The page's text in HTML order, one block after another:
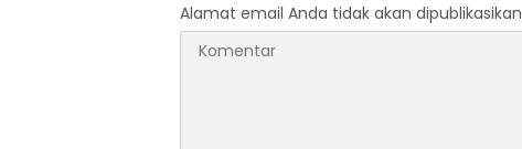
Alamat email Anda tidak akan